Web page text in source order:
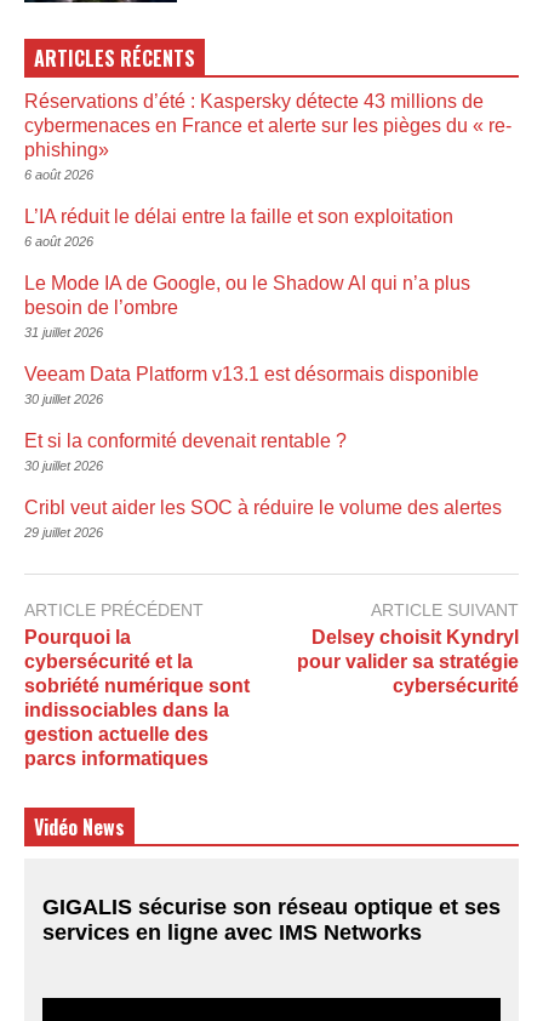
ARTICLES RÉCENTS
Réservations d’été : Kaspersky détecte 43 millions de
cybermenaces en France et alerte sur les pièges du « re-
phishing»
6 août 2026
L’IA réduit le délai entre la faille et son exploitation
6 août 2026
Le Mode IA de Google, ou le Shadow AI qui n’a plus
besoin de l’ombre
31 juillet 2026
Veeam Data Platform v13.1 est désormais disponible
30 juillet 2026
Et si la conformité devenait rentable ?
30 juillet 2026
Cribl veut aider les SOC à réduire le volume des alertes
29 juillet 2026
ARTICLE PRÉCÉDENT
Pourquoi la
cybersécurité et la
sobriété numérique sont
indissociables dans la
gestion actuelle des
parcs informatiques
ARTICLE SUIVANT
Delsey choisit Kyndryl
pour valider sa stratégie
cybersécurité
Vidéo News
GIGALIS sécurise son réseau optique et ses
services en ligne avec IMS Networks